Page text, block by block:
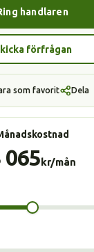
handlaren
förfrågan
som favorit Dela
065kr/mån